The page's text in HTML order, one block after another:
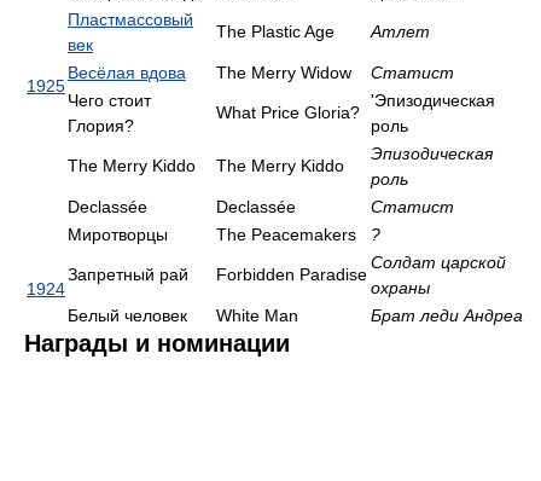
1925
Пластмассовый
век
The Plastic Age Атлет
Весёлая вдова The Merry Widow
Статист
Чего стоит
Глория?
What Price Gloria?
'Эпизодическая
роль
The Merry Kiddo The Merry Kiddo
Эпизодическая
роль
Declassée
Declassée
Статист
Миротворцы
The Peacemakers ?
1924
Запретный рай Forbidden Paradise
Солдат царской
охраны
Белый человек
White Man Брат леди Андреа
Награды и номинации